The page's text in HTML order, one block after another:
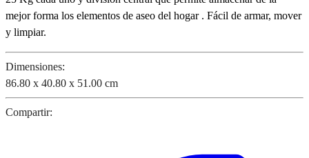
mejor forma los elementos de aseo del hogar . Fácil de armar, mover
y limpiar.
Dimensiones:
86.80 x 40.80 x 51.00 cm
Compartir: